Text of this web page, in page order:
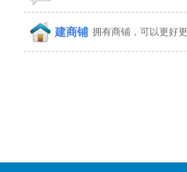
建商铺 拥有商铺，可以更好